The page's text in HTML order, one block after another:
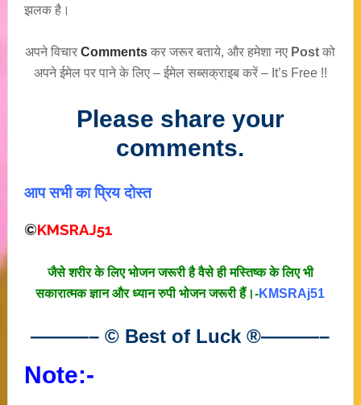
झलक है।
अपने विचारComments कर जरूर बताये, और हमेशा नए Post को
अपने ईमेल पर पाने के लिए – ईमेल सब्सक्राइब करें – It’s Free !!
Please share your
comments.
आप सभी का प्रिय दोस्त
©KMSRAJ51
जैसे शरीर के लिए भोजन जरूरी है वैसे ही मस्तिष्क के लिए भी
सकारात्मक ज्ञान और ध्यान रुपी भोजन जरूरी हैं।-KMSRAj51
———– © Best of Luck®———–
Note:-